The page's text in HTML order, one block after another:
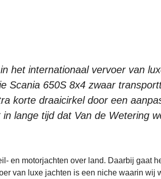
het internationaal vervoer van
Scania 650S 8x4 zwaar
korte draaicirkel door een
lange tijd dat Van de Wetering
en motorjachten over land. Daarbij gaat
van luxe jachten is een niche waarin wij